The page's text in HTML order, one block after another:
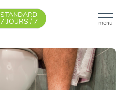
menu
STANDARD
7 JOURS / 7